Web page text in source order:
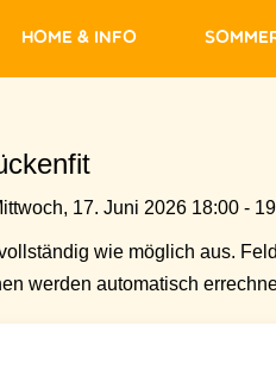
Home & Info
17. Juni 2026 18:00 -
wie möglich aus.
werden automatisch